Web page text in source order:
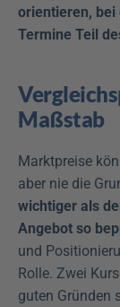
orientieren, bei
Termine Teil
Maßstab
Marktpreise
aber nie die
wichtiger als
Angebot so
und
Rolle. Zwei
guten Gründen